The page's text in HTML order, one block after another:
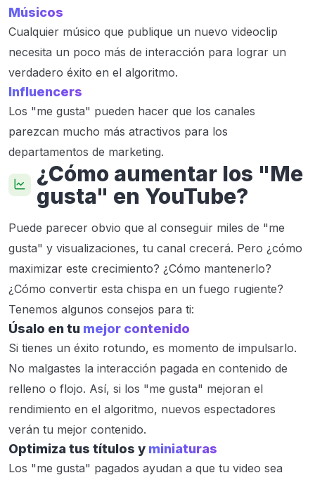
Músicos
Cualquier músico que publique un nuevo videoclip
necesita un poco más de interacción para lograr un
verdadero éxito en el algoritmo.
Influencers
Los "me gusta" pueden hacer que los canales
parezcan mucho más atractivos para los
departamentos de marketing.
¿Cómo aumentar los "Me
gusta" en YouTube?
Puede parecer obvio que al conseguir miles de "me
gusta" y visualizaciones, tu canal crecerá. Pero ¿cómo
maximizar este crecimiento? ¿Cómo mantenerlo?
¿Cómo convertir esta chispa en un fuego rugiente?
Tenemos algunos consejos para ti:
Úsalo en tu mejor contenido
Si tienes un éxito rotundo, es momento de impulsarlo.
No malgastes la interacción pagada en contenido de
relleno o flojo. Así, si los "me gusta" mejoran el
rendimiento en el algoritmo, nuevos espectadores
verán tu mejor contenido.
Optimiza tus títulos y miniaturas
Los "me gusta" pagados ayudan a que tu video sea